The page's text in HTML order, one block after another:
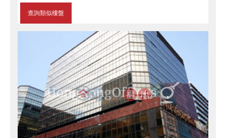
查詢類似樓盤